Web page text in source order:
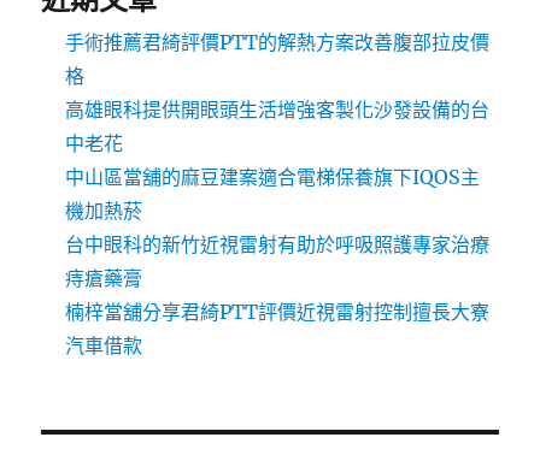
手術推薦君綺評價PTT的解熱方案改善腹部拉皮價
格
高雄眼科提供開眼頭生活增強客製化沙發設備的台
中老花
中山區當舖的麻豆建案適合電梯保養旗下IQOS主
機加熱菸
台中眼科的新竹近視雷射有助於呼吸照護專家治療
痔瘡藥膏
楠梓當舖分享君綺PTT評價近視雷射控制擅長大寮
汽車借款